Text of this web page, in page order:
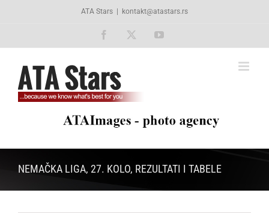
ATA Stars kontakt@atastars.rs
Facebook YouTube
NEMAČKA LIGA, 27. KOLO, REZULTATI I TABELE